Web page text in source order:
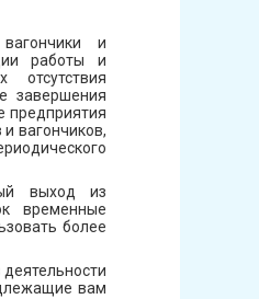
и
работы и
завершения
предприятия
вагончиков,
выход из
временные
более
вам